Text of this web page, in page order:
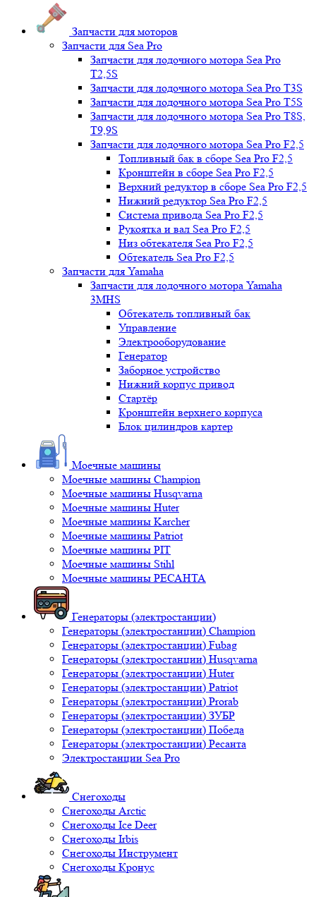
Запчасти для моторов
Запчасти для Sea Pro
Запчасти для лодочного мотора Sea Pro
Т2,5S
Запчасти для лодочного мотора Sea Pro Т3S
Запчасти для лодочного мотора Sea Pro Т5S
Запчасти для лодочного мотора Sea Pro Т8S,
T9,9S
Запчасти для лодочного мотора Sea Pro F2,5
Топливный бак в сборе Sea Pro F2,5
Кронштейн в сборе Sea Pro F2,5
Верхний редуктор в сборе Sea Pro F2,5
Нижний редуктор Sea Pro F2,5
Система привода Sea Pro F2,5
Рукоятка и вал Sea Pro F2,5
Низ обтекателя Sea Pro F2,5
Обтекатель Sea Pro F2,5
Запчасти для Yamaha
Запчасти для лодочного мотора Yamaha
3MHS
Обтекатель топливный бак
Управление
Электрооборудование
Генератор
Заборное устройство
Нижний корпус привод
Стартёр
Кронштейн верхнего корпуса
Блок цилиндров картер
Моечные машины
Моечные машины Champion
Моечные машины Husqvarna
Моечные машины Huter
Моечные машины Karcher
Моечные машины Patriot
Моечные машины PIT
Моечные машины Stihl
Моечные машины РЕСАНТА
Генераторы (электростанции)
Генераторы (электростанции) Champion
Генераторы (электростанции) Fubag
Генераторы (электростанции) Husqvarna
Генераторы (электростанции) Huter
Генераторы (электростанции) Patriot
Генераторы (электростанции) Prorab
Генераторы (электростанции) ЗУБР
Генераторы (электростанции) Победа
Генераторы (электростанции) Ресанта
Электростанции Sea Pro
Снегоходы
Снегоходы Arctic
Снегоходы Ice Deer
Снегоходы Irbis
Снегоходы Инструмент
Снегоходы Кронус